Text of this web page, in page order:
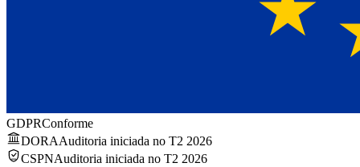
GDPRConforme
DORAAuditoria iniciada no T2 2026
CSPNAuditoria iniciada no T2 2026